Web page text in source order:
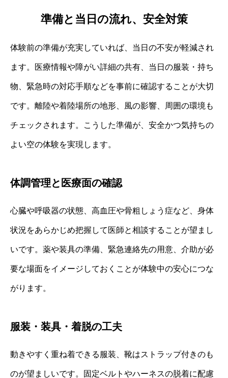
準備と当日の流れ、安全対策
体験前の準備が充実していれば、当日の不安が軽減され
ます。医療情報や障がい詳細の共有、当日の服装・持ち
物、緊急時の対応手順などを事前に確認することが大切
です。離陸や着陸場所の地形、風の影響、周囲の環境も
チェックされます。こうした準備が、安全かつ気持ちの
よい空の体験を実現します。
体調管理と医療面の確認
心臓や呼吸器の状態、高血圧や骨粗しょう症など、身体
状況をあらかじめ把握して医師と相談することが望まし
いです。薬や装具の準備、緊急連絡先の用意、介助が必
要な場面をイメージしておくことが体験中の安心につな
がります。
服装・装具・着脱の工夫
動きやすく重ね着できる服装、靴はストラップ付きのも
のが望ましいです。固定ベルトやハーネスの脱着に配慮